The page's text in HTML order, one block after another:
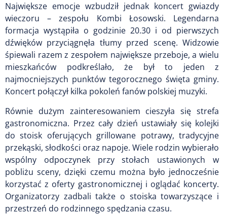
Największe emocje wzbudził jednak koncert gwiazdy
wieczoru – zespołu Kombi Łosowski. Legendarna
formacja wystąpiła o godzinie 20.30 i od pierwszych
dźwięków przyciągnęła tłumy przed scenę. Widzowie
śpiewali razem z zespołem największe przeboje, a wielu
mieszkańców podkreślało, że był to jeden z
najmocniejszych punktów tegorocznego święta gminy.
Koncert połączył kilka pokoleń fanów polskiej muzyki.
Równie dużym zainteresowaniem cieszyła się strefa
gastronomiczna. Przez cały dzień ustawiały się kolejki
do stoisk oferujących grillowane potrawy, tradycyjne
przekąski, słodkości oraz napoje. Wiele rodzin wybierało
wspólny odpoczynek przy stołach ustawionych w
pobliżu sceny, dzięki czemu można było jednocześnie
korzystać z oferty gastronomicznej i oglądać koncerty.
Organizatorzy zadbali także o stoiska towarzyszące i
przestrzeń do rodzinnego spędzania czasu.